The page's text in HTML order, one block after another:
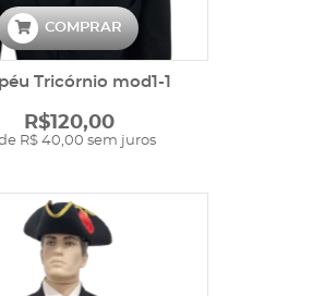
COMPRAR
Tricórnio mod1-1
R$120,00
R$ 40,00 sem juros